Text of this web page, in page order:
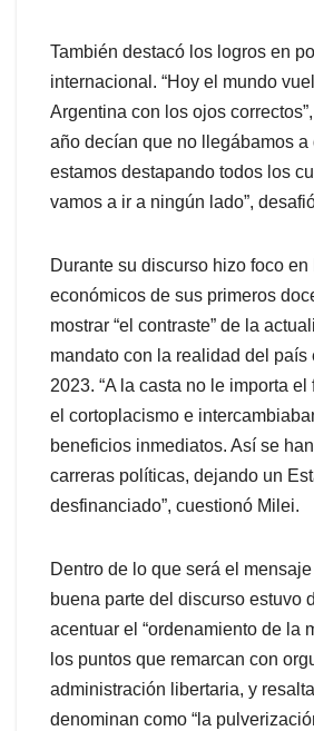
También destacó los logros en
internacional. “Hoy el mundo
Argentina con los ojos
año decían que no llegábamos a
estamos destapando todos los
vamos a ir a ningún lado”,
Durante su discurso hizo foco en
económicos de sus primeros
mostrar “el contraste” de la
mandato con la realidad del país
2023. “A la casta no le importa el
el cortoplacismo e
beneficios inmediatos. Así se
carreras políticas, dejando un
desfinanciado”, cuestionó Milei.
Dentro de lo que será el
buena parte del discurso estuvo
acentuar el “ordenamiento de la
los puntos que remarcan con
administración libertaria, y
denominan como “la